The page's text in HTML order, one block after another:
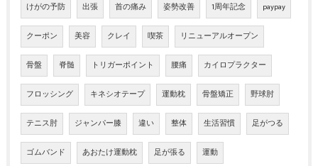
けがの予防 出張 首の痛み 姿勢改善 1周年記念 paypay
クーポン 美容 クレイ 喫茶 リニューアルオープン
骨盤 脊髄 トリガーポイント 腰痛 カイロプラクター
フロッシング キネシオテープ 運動枕 骨盤矯正 野球肘
テニス肘 ジャンパー膝 違い 整体 生活習慣 足がつる
ゴムバンド あおたけ運動枕 足が張る 運動